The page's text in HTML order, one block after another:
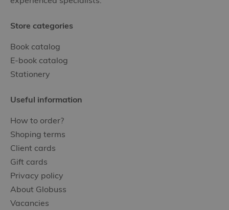
Store categories
Book catalog
E-book catalog
Stationery
Useful information
How to order?
Shoping terms
Client cards
Gift cards
Privacy policy
About Globuss
Vacancies